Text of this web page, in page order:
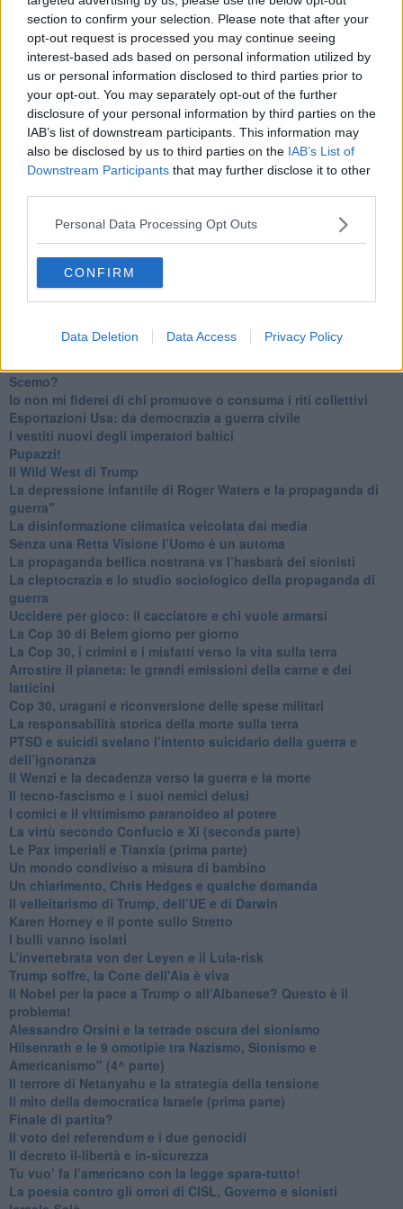
section to confirm your selection. Please note that after your
opt-out request is processed you may continue seeing
interest-based ads based on personal information utilized by
us or personal information disclosed to third parties prior to
your opt-out. You may separately opt-out of the further
disclosure of your personal information by third parties on the
IAB’s list of downstream participants. This information may
also be disclosed by us to third parties on the IAB’s List of
Downstream Participants that may further disclose it to other
Personal Data Processing Opt Outs
CONFIRM
Data Deletion Data Access Privacy Policy
Un manuale essenziale per seguire il CORRIDOIO BLU
Il corridoio blu
​Il cronoprogramma ottimale verso il full electric sui traghetti
​I costi dell’adeguamento al cold ironing
Alcune domande da esordiente agli esperti che decidono le
sorti dell’Elba
Verso il full electric a gestione pubblica dei traghetti​
​La Scienza dei Cittadini e i Cittadini per l’Aria
Trump e le sue guerre contro i deboli e contro la terra
​Le furbate elettorali della Meloni e la testardaggine
dell’opposizione
​Date loro l’Oscar al posto del Nobel per la Pace
L'umanizzazione dell'economia e della politica
​Dopo il diluvio dei NO: un patto intergenerazionale
​Un grandioso NO ai falchi teocratici e ai loro vassalli
La religione è la cocaina dei potenti
L’italiano vero e la paura che al referendum vinca il No
​Complottismo o capitalismo globale?
Scemo?
​Io non mi fiderei di chi promuove o consuma i riti collettivi
Esportazioni Usa: da democrazia a guerra civile
​I vestiti nuovi degli imperatori baltici
​Pupazzi!
​Il Wild West di Trump
​La depressione infantile di Roger Waters e la propaganda di
guerra"
​La disinformazione climatica veicolata dai media
Senza una Retta Visione l’Uomo è un automa
​La propaganda bellica nostrana vs l’hasbarà dei sionisti
​La cleptocrazia e lo studio sociologico della propaganda di
guerra
​Uccidere per gioco: il cacciatore e chi vuole armarsi
​La Cop 30 di Belem giorno per giorno
La Cop 30, i crimini e i misfatti verso la vita sulla terra
Arrostire il pianeta: le grandi emissioni della carne e dei
latticini
​Cop 30, uragani e riconversione delle spese militari
La responsabilità storica della morte sulla terra
PTSD e suicidi svelano l’intento suicidario della guerra e
dell’ignoranza
Il Wenzi e la decadenza verso la guerra e la morte
​Il tecno-fascismo e i suoi nemici delusi
​I comici e il vittimismo paranoideo al potere
​La virtù secondo Confucio e Xi (seconda parte)
Le Pax imperiali e Tianxia (prima parte)
Un mondo condiviso a misura di bambino
​Un chiarimento, Chris Hedges e qualche domanda
Il velleitarismo di Trump, dell’UE e di Darwin
​Karen Horney e il ponte sullo Stretto
​I bulli vanno isolati
L’invertebrata von der Leyen e il Lula-risk
Trump soffre, la Corte dell'Aia è viva
​Il Nobel per la pace a Trump o all’Albanese? Questo è il
problema!
​Alessandro Orsini e la tetrade oscura del sionismo
​Hilsenrath e le 9 omotipie tra Nazismo, Sionismo e
Americanismo" (4^ parte)
​Il terrore di Netanyahu e la strategia della tensione
Il mito della democratica Israele (prima parte)
​Finale di partita?
​Il voto del referendum e i due genocidi
Il decreto il-libertà e in-sicurezza
Tu vuo’ fa l’americano con la legge spara-tutto!
La poesia contro gli orrori di CISL, Governo e sionisti